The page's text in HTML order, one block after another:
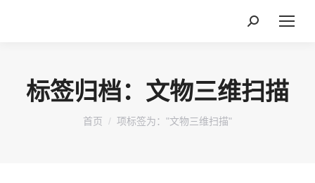
搜
标签归档： 文物三维扫描
您在这里：
首页 项标签为："文物三维扫描"